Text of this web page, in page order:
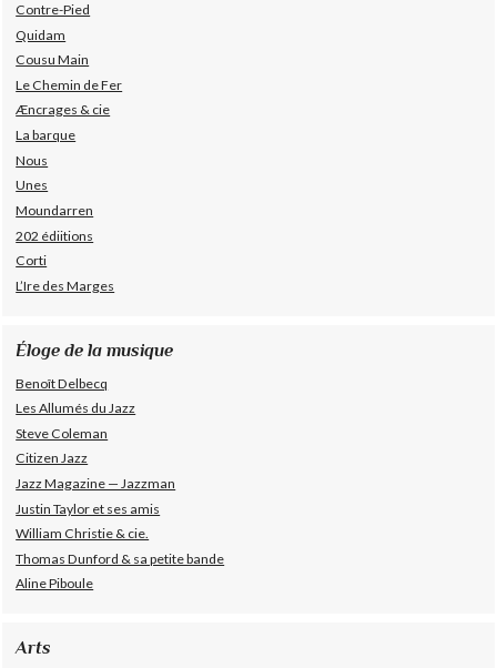
Contre-Pied
Quidam
Cousu Main
Le Chemin de Fer
Æncrages & cie
La barque
Nous
Unes
Moundarren
202 édiitions
Corti
L’Ire des Marges
Éloge de la musique
Benoît Delbecq
Les Allumés du Jazz
Steve Coleman
Citizen Jazz
Jazz Magazine — Jazzman
Justin Taylor et ses amis
William Christie & cie.
Thomas Dunford & sa petite bande
Aline Piboule
Arts